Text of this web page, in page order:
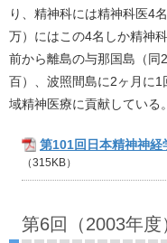
り、精神科には精神科医4
万）にはこの4名しか精神
前から離島の与那国島（同
百）、波照間島に2ヶ月に
域精神医療に貢献している。
第101回日本精神神
（315KB）
第6回（2003年度